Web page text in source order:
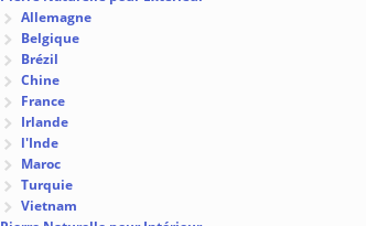
Allemagne
Belgique
Brézil
Chine
France
Irlande
l'Inde
Maroc
Turquie
Vietnam